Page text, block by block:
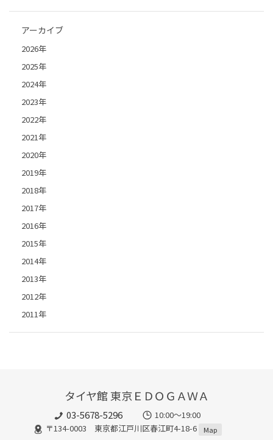
アーカイブ
2026年
2025年
2024年
2023年
2022年
2021年
2020年
2019年
2018年
2017年
2016年
2015年
2014年
2013年
2012年
2011年
タイヤ館 東京ＥＤＯＧＡＷＡ
03-5678-5296
10:00～19:00
〒134-0003 東京都江戸川区春江町4-18-6
Map